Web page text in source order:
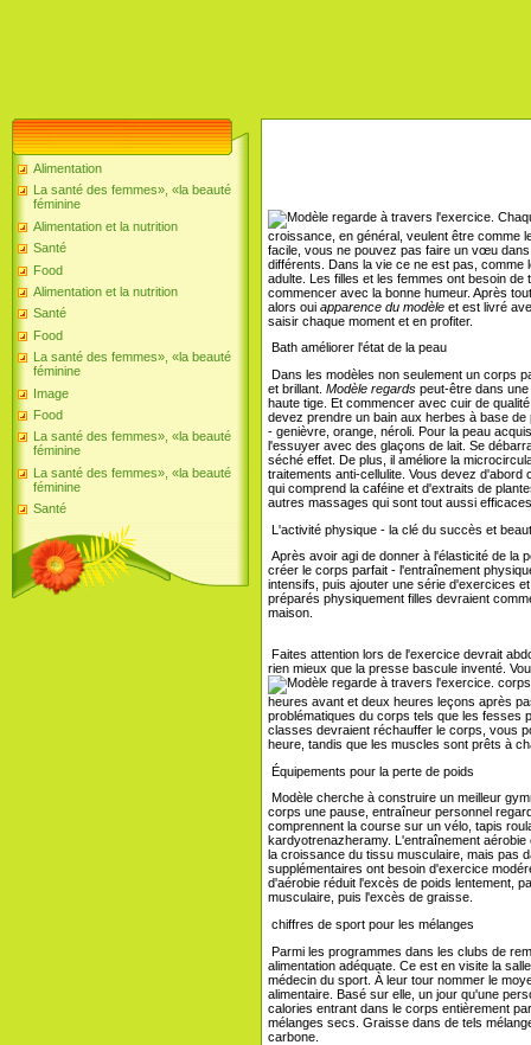
Alimentation
La santé des femmes», «la beauté
féminine
Alimentation et la nutrition
Santé
Food
Alimentation et la nutrition
Santé
Food
La santé des femmes», «la beauté
féminine
Image
Food
La santé des femmes», «la beauté
féminine
La santé des femmes», «la beauté
féminine
Santé
croissance, en général, veulent être comme
facile, vous ne pouvez pas faire un vœu
différents. Dans la vie ce ne est pas, comme
adulte. Les filles et les femmes ont besoin
commencer avec la bonne humeur. Après
alors oui apparence du modèle et est livré
saisir chaque moment et en profiter.
Bath améliorer l'état de la peau
Dans les modèles non seulement un corps
et brillant. Modèle regards peut-être dans
haute tige. Et commencer avec cuir de
devez prendre un bain aux herbes à base
- genièvre, orange, néroli. Pour la peau
l'essuyer avec des glaçons de lait. Se
séché effet. De plus, il améliore la
traitements anti-cellulite. Vous devez
qui comprend la caféine et d'extraits de
autres massages qui sont tout aussi
L'activité physique - la clé du succès et
Après avoir agi de donner à l'élasticité de la
créer le corps parfait - l'entraînement
intensifs, puis ajouter une série d'exercices
préparés physiquement filles devraient
maison.
Faites attention lors de l'exercice devrait
rien mieux que la presse bascule inventé.
heures avant et deux heures leçons après
problématiques du corps tels que les fesses
classes devraient réchauffer le corps, vous
heure, tandis que les muscles sont prêts à
Équipements pour la perte de poids
Modèle cherche à construire un meilleur
corps une pause, entraîneur personnel
comprennent la course sur un vélo, tapis
kardyotrenazheramy. L'entraînement
la croissance du tissu musculaire, mais pas
supplémentaires ont besoin d'exercice
d'aérobie réduit l'excès de poids lentement,
musculaire, puis l'excès de graisse.
chiffres de sport pour les mélanges
Parmi les programmes dans les clubs de
alimentation adéquate. Ce est en visite la
médecin du sport. À leur tour nommer le
alimentaire. Basé sur elle, un jour qu'une
calories entrant dans le corps entièrement
mélanges secs. Graisse dans de tels
carbone.